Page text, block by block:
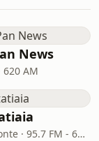
News
620 AM
Belo Horizonte · 95.7 FM - 610 AM